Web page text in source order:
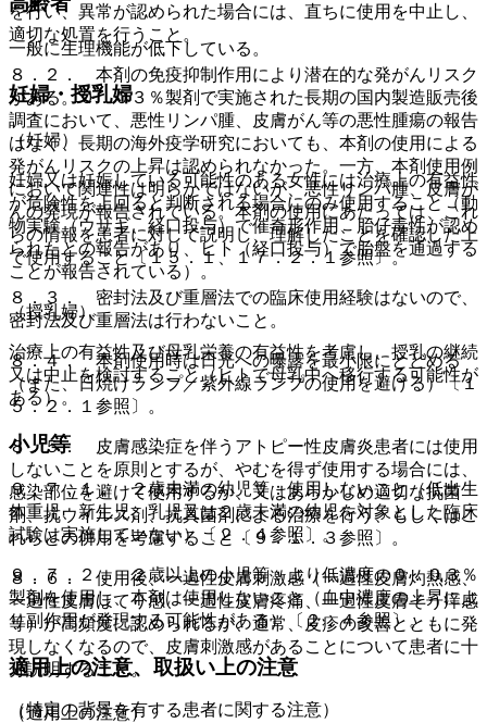
一般に生理機能が低下している。
妊婦・授乳婦
（妊婦）
妊婦又は妊娠している可能性のある女性には治療上の有益性
が危険性を上回ると判断される場合にのみ使用すること（動
物実験（ウサギ、経口投与）で催奇形作用、胎仔毒性が認め
られたとの報告があり、ヒト（経口投与）で胎盤を通過する
ことが報告されている）。
（授乳婦）
治療上の有益性及び母乳栄養の有益性を考慮し、授乳の継続
又は中止を検討すること（ヒトで母乳中へ移行する可能性が
ある）。
小児等
９．７．１． ２歳未満の幼児等：使用しないこと（低出生
体重児、新生児、乳児又は２歳未満の幼児を対象とした臨床
試験は実施していない）〔２．４参照〕。
９．７．２． ２歳以上の小児等：より低濃度の０．０３％
製剤を使用し、本剤は使用しないこと（血中濃度の上昇によ
り副作用が発現する可能性がある）〔２．４参照〕。
適用上の注意、取扱い上の注意
（適用上の注意）
を行い、異常が認められた場合には、直ちに使用を中止し、
適切な処置を行うこと。
８．２． 本剤の免疫抑制作用により潜在的な発がんリスク
がある。０．０３％製剤で実施された長期の国内製造販売後
調査において、悪性リンパ腫、皮膚がん等の悪性腫瘍の報告
はなく、長期の海外疫学研究においても、本剤の使用による
発がんリスクの上昇は認められなかった。一方、本剤使用例
において関連性は明らかではないが、悪性リンパ腫、皮膚が
んの発現が報告されている。本剤の使用にあたっては、これ
らの情報を患者に対して説明し、理解したことを確認した上
で使用すること〔１５．１、１７．２．１参照〕。
８．３． 密封法及び重層法での臨床使用経験はないので、
密封法及び重層法は行わないこと。
８．４． 本剤使用時は日光への曝露を最小限にとどめる
（また、日焼けランプ／紫外線ランプの使用を避ける）〔１
５．２．１参照〕。
８．５． 皮膚感染症を伴うアトピー性皮膚炎患者には使用
しないことを原則とするが、やむを得ず使用する場合には、
感染部位を避けて使用するか、又はあらかじめ適切な抗菌
剤、抗ウイルス剤、抗真菌剤による治療を行う、もしくはこ
れらとの併用を考慮すること〔９．１．３参照〕。
８．６． 使用後、一過性皮膚刺激感（一過性皮膚灼熱感、
一過性皮膚ほてり感、一過性皮膚疼痛、一過性皮膚そう痒感
等）が高頻度に認められるが、通常、皮疹の改善とともに発
現しなくなるので、皮膚刺激感があることについて患者に十
分説明すること。
（特定の背景を有する患者に関する注意）